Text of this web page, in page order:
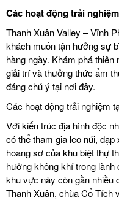
Các hoạt động trải
Thanh Xuân Valley – Vĩnh
khách muốn tận hưởng sự
hàng ngày. Khám phá
giải trí và thưởng thức ẩm
đáng chú ý tại nơi đây.
Các hoạt động trải nghiệm
Với kiến trúc địa hình độc
có thể tham gia leo núi,
hoang sơ của khu biệt thự
hưởng không khí trong
khu vực này còn gần nhiều
Thanh Xuân, chùa Cổ Tích